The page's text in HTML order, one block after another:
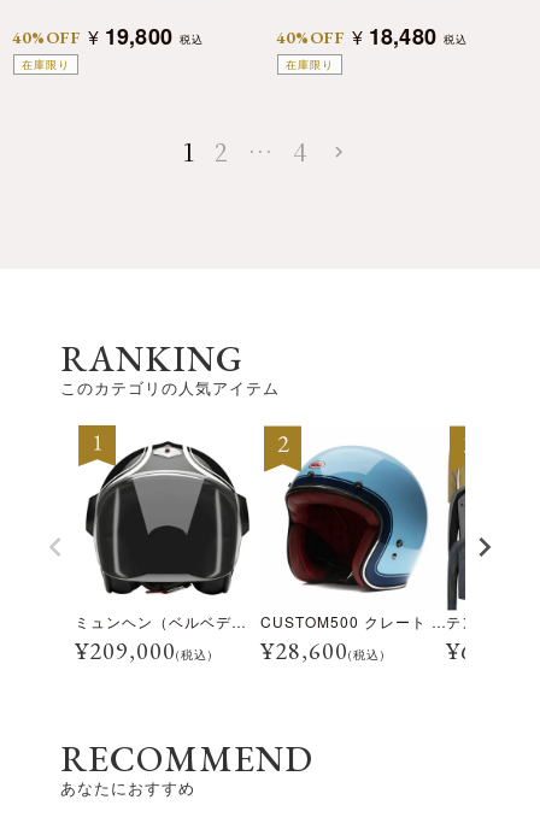
在庫限り
40%OFF ¥ 19,800 税込
在庫限り
40%OFF ¥ 18,480 税込
1 2 … 4
RANKING
このカテゴリの人気アイテム
ミュンヘン（ベルベデーレ）
¥209,000(税込)
CUSTOM500 クレート アイスブルー
¥28,600(税込) ¥69,300
RECOMMEND
あなたにおすすめ